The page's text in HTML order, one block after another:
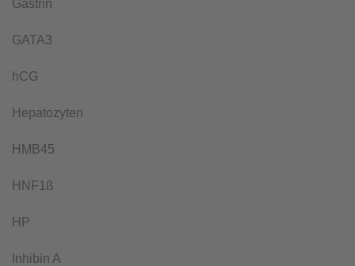
Gastrin
GATA3
hCG
Hepatozyten
HMB45
HNF1ß
HP
Inhibin A